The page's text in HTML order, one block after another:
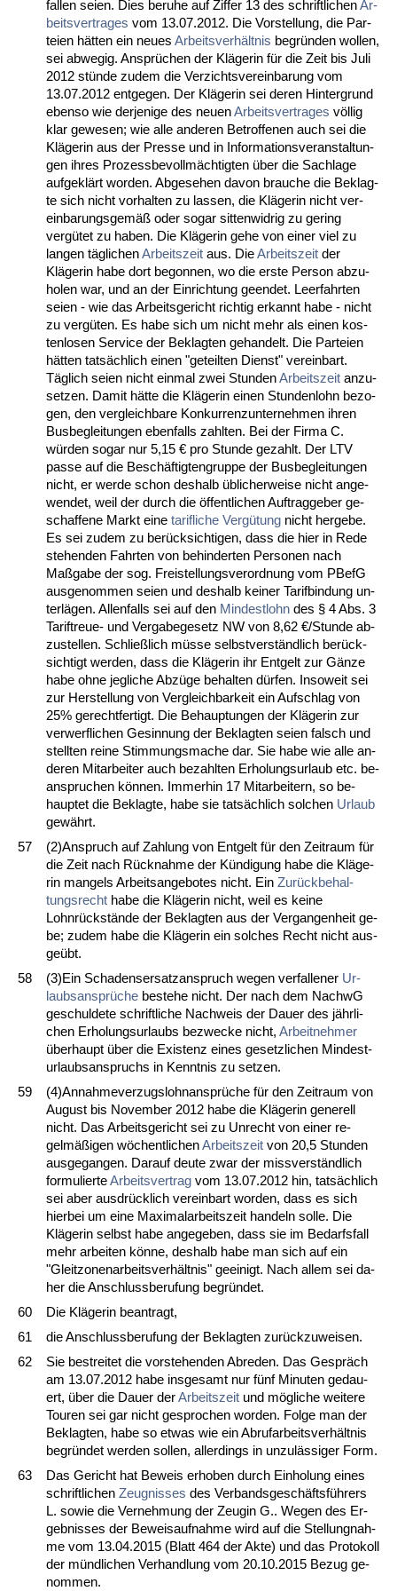
fal­len sei­en. Dies be­ru­he auf Zif­fer 13 des schrift­li­chenAr­
beits­ver­tra­ges vom 13.07.2012. Die Vor­stel­lung, die Par­
tei­en hätten ein neu­es Ar­beits­verhält­nis be­gründen wol­len,
sei ab­we­gig. Ansprüchen der Kläge­rin für die Zeit bis Ju­li
2012 stünde zu­dem die Ver­zichts­ver­ein­ba­rung vom
13.07.2012 ent­ge­gen. Der Kläge­rin sei de­ren Hin­ter­grund
eben­so wie der­je­ni­ge des neu­enAr­beits­ver­tra­ges völlig
klar ge­we­sen; wie al­le an­de­ren Be­trof­fe­nen auch sei die
Kläge­rin aus der Pres­se und in In­for­ma­ti­ons­ver­an­stal­tun­
gen ih­res Pro­zess­be­vollmäch­tig­ten über die Sach­la­ge
auf­geklärt wor­den. Ab­ge­se­hen da­von brau­che die Be­klag­
te sich nicht vor­hal­ten zu las­sen, die Kläge­rin nicht ver­
ein­ba­rungs­gemäß oder so­gar sit­ten­wid­rig zu ge­ring
vergütet zu ha­ben. Die Kläge­rin ge­he von ei­ner viel zu
lan­gen tägli­chenAr­beits­zeit aus. DieAr­beits­zeit der
Kläge­rin ha­be dort be­gon­nen, wo die ers­te Per­son ab­zu­
ho­len war, und an der Ein­rich­tung ge­en­det. Leer­fahr­ten
sei­en - wie das Ar­beits­ge­richt rich­tig er­kannt ha­be - nicht
zu vergüten. Es ha­be sich um nicht mehr als ei­nen kos­
ten­lo­sen Ser­vice der Be­klag­ten ge­han­delt. Die Par­tei­en
hätten tatsächlich ei­nen "ge­teil­ten Dienst" ver­ein­bart.
Täglich sei­en nicht ein­mal zwei St­un­denAr­beits­zeit an­zu­
set­zen. Da­mit hätte die Kläge­rin ei­nen St­un­den­lohn be­zo­
gen, den ver­gleich­ba­re Kon­kur­renz­un­ter­neh­men ih­ren
Bus­be­glei­tun­gen eben­falls zahl­ten. Bei der Fir­ma C.
würden so­gar nur 5,15 € pro St­un­de ge­zahlt. Der LTV
pas­se auf die Beschäftig­ten­grup­pe der Bus­be­glei­tun­gen
nicht, er wer­de schon des­halb übli­cher­wei­se nicht an­ge­
wen­det, weil der durch die öffent­li­chen Auf­trag­ge­ber ge­
schaf­fe­ne Markt ei­ne ta­rif­li­che Vergütung nicht her­ge­be.
Es sei zu­dem zu berück­sich­ti­gen, dass die hier in Re­de
ste­hen­den Fahr­ten von be­hin­der­ten Per­so­nen nach
Maßga­be der sog. Frei­stel­lungs­ver­ord­nung vom PBefG
aus­ge­nom­men sei­en und des­halb kei­ner Ta­rif­bin­dung un­
terlägen. Al­len­falls sei auf den Min­dest­lohn des § 4 Abs. 3
Ta­rif­treue- und Ver­ga­be­ge­setz NW von 8,62 €/St­un­de ab­
zu­stel­len. Sch­ließlich müsse selbst­verständ­lich berück­
sich­tigt wer­den, dass die Kläge­rin ihr Ent­gelt zur Gänze
ha­be oh­ne jeg­li­che Abzüge be­hal­ten dürfen. In­so­weit sei
zur Her­stel­lung von Ver­gleich­bar­keit ein Auf­schlag von
25% ge­recht­fer­tigt. Die Be­haup­tun­gen der Kläge­rin zur
ver­werf­li­chen Ge­sin­nung der Be­klag­ten sei­en falsch und
stell­ten rei­ne Stim­mungs­ma­che dar. Sie ha­be wie al­le an­
de­ren Mit­ar­bei­ter auch be­zahl­ten Er­ho­lungs­ur­laub etc. be­
an­spru­chen können. Im­mer­hin 17 Mit­ar­bei­tern, so be­
haup­tet die Be­klag­te, ha­be sie tatsächlich sol­chen Ur­laub
gewährt.
57
(2)An­spruch auf Zah­lung von Ent­gelt für den Zeit­raum für
die Zeit nach Rück­nah­me der Kündi­gung ha­be die Kläge­
rin man­gels Ar­beits­an­ge­bo­tes nicht. Ein Zurück­be­hal­
tungs­recht ha­be die Kläge­rin nicht, weil es kei­ne
Lohnrückstände der Be­klag­ten aus der Ver­gan­gen­heit ge­
be; zu­dem ha­be die Kläge­rin ein sol­ches Recht nicht aus­
geübt.
58
(3)Ein Scha­dens­er­satz­an­spruch we­gen ver­fal­le­ner Ur­
laubs­ansprüche be­ste­he nicht. Der nach dem NachwG
ge­schul­de­te schrift­li­che Nach­weis der Dau­er des jähr­li­
chen Er­ho­lungs­ur­laubs be­zwe­cke nicht, Ar­beit­neh­mer
über­haupt über die Exis­tenz ei­nes ge­setz­li­chen Min­des­t­
ur­laubs­an­spruchs in Kennt­nis zu set­zen.
59
(4)An­nah­me­ver­zugs­lohn­ansprüche für den Zeit­raum von
Au­gust bis No­vem­ber 2012 ha­be die Kläge­rin ge­ne­rell
nicht. Das Ar­beits­ge­richt sei zu Un­recht von ei­ner re­
gelmäßigen wöchent­li­chenAr­beits­zeit von 20,5 St­un­den
aus­ge­gan­gen. Dar­auf deu­te zwar der miss­verständ­lich
for­mu­lier­teAr­beits­ver­trag vom 13.07.2012 hin, tatsächlich
sei aber aus­drück­lich ver­ein­bart wor­den, dass es sich
hier­bei um ei­ne Ma­xi­mal­ar­beits­zeit han­deln sol­le. Die
Kläge­rin selbst ha­be an­ge­ge­ben, dass sie im Be­darfs­fall
mehr ar­bei­ten könne, des­halb ha­be man sich auf ein
"Gleit­zo­nen­ar­beits­verhält­nis" ge­ei­nigt. Nach al­lem sei da­
her die An­schluss­be­ru­fung be­gründet.
60
Die Kläge­rin be­an­tragt,
61
die An­schluss­be­ru­fung der Be­klag­ten zurück­zu­wei­sen.
62
Sie be­strei­tet die vor­ste­hen­den Ab­re­den. Das Gespräch
am 13.07.2012 ha­be ins­ge­samt nur fünf Mi­nu­ten ge­dau­
ert, über die Dau­er derAr­beits­zeit und mögli­che wei­te­re
Tou­ren sei gar nicht ge­spro­chen wor­den. Fol­ge man der
Be­klag­ten, ha­be so et­was wie ein Ab­ruf­ar­beits­verhält­nis
be­gründet wer­den sol­len, al­ler­dings in un­zulässi­ger Form.
63
Das Ge­richt hat Be­weis er­ho­ben durch Ein­ho­lung ei­nes
schrift­li­chen Zeug­nis­ses des Ver­bands­geschäftsführers
L. so­wie die Ver­neh­mung der Zeu­gin G.. We­gen des Er­
geb­nis­ses der Be­weis­auf­nah­me wird auf die Stel­lung­nah­
me vom 13.04.2015 (Blatt 464 der Ak­te) und das Pro­to­koll
der münd­li­chen Ver­hand­lung vom 20.10.2015 Be­zug ge­
nom­men.